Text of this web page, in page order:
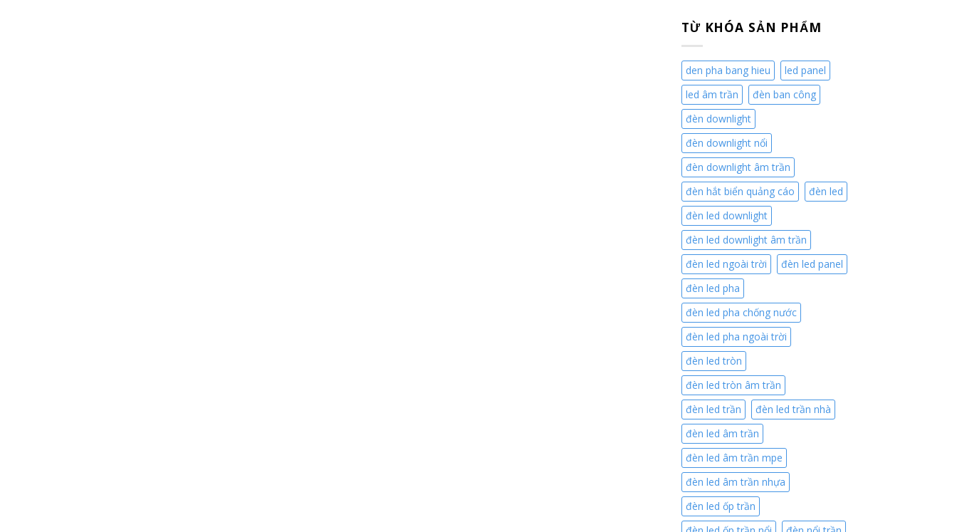
TỪ KHÓA SẢN PHẨM
den pha bang hieu
led panel
led âm trần
đèn ban công
đèn downlight
đèn downlight nổi
đèn downlight âm trần
đèn hắt biển quảng cáo
đèn led
đèn led downlight
đèn led downlight âm trần
đèn led ngoài trời
đèn led panel
đèn led pha
đèn led pha chống nước
đèn led pha ngoài trời
đèn led tròn
đèn led tròn âm trần
đèn led trần
đèn led trần nhà
đèn led âm trần
đèn led âm trần mpe
đèn led âm trần nhựa
đèn led ốp trần